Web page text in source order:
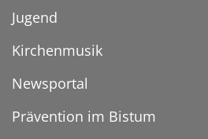
Jugend
Kirchenmusik
Newsportal
Prävention im Bistum